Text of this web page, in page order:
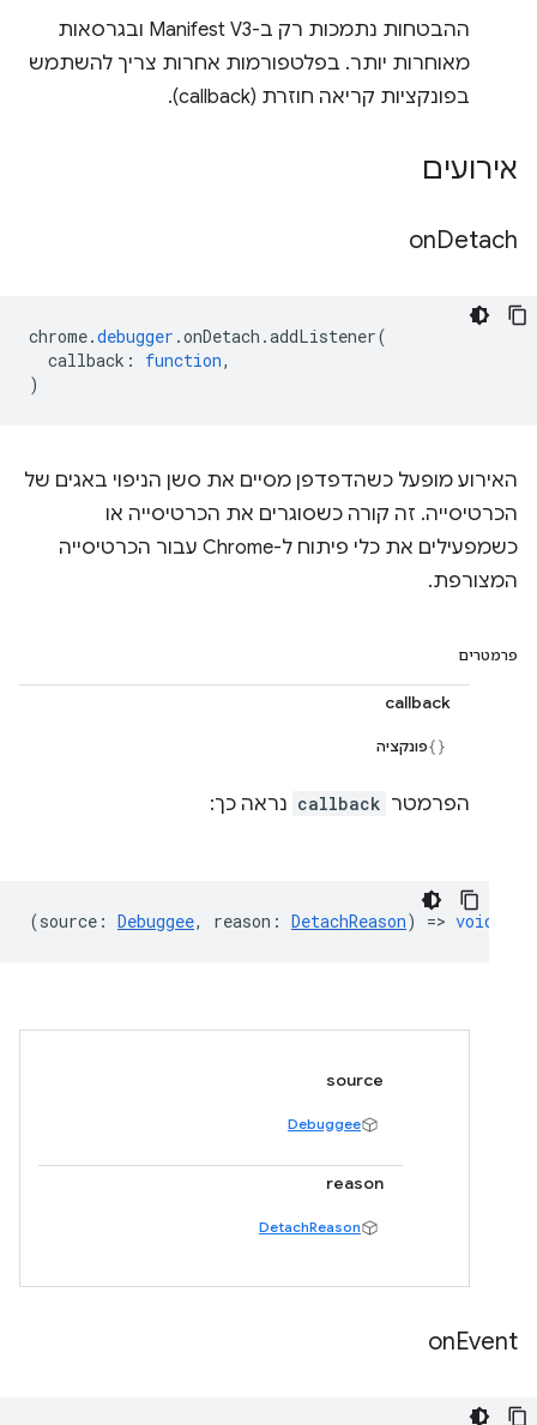
ההבטחות נתמכות רק ב-Manifest V3 ובגרסאות
מאוחרות יותר. בפלטפורמות אחרות צריך להשתמש
בפונקציות קריאה חוזרת (callback).
אירועים
onDetach
chrome.debugger .onDetach .addListener(
callback : function,
)
האירוע מופעל כשהדפדפן מסיים את סשן הניפוי באגים של
הכרטיסייה. זה קורה כשסוגרים את הכרטיסייה או
כשמפעילים את כלי פיתוח ל-Chrome עבור הכרטיסייה
המצורפת.
פרמטרים
callback
פונקציה
הפרמטר callback נראה כך:
(source : Debuggee, reason : DetachReason) => void
source
Debuggee
reason
DetachReason
onEvent